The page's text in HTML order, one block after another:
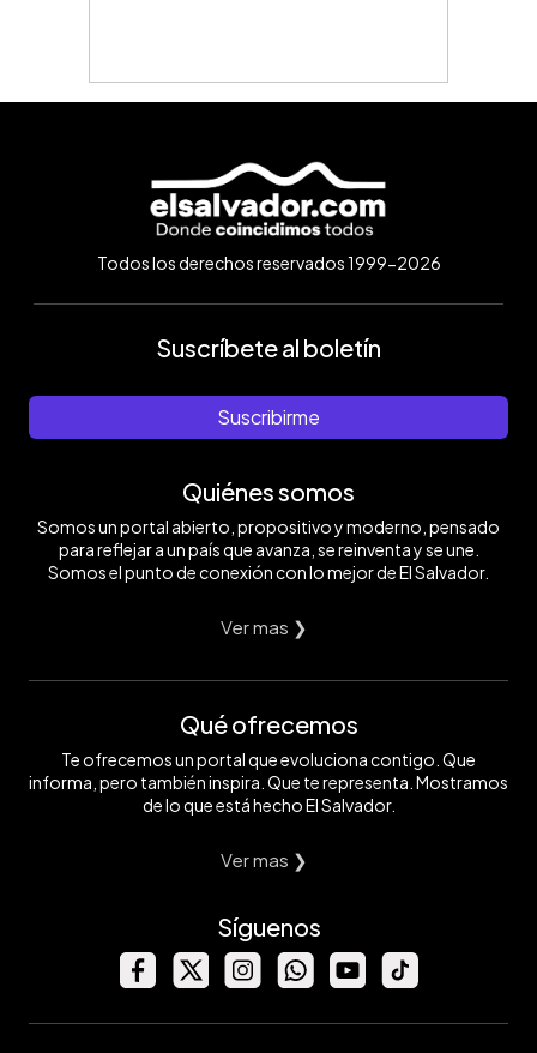
Todos los derechos reservados 1999-2026
Suscríbete al boletín
Suscribirme
Quiénes somos
Somos un portal abierto, propositivo y moderno, pensado
para reflejar a un país que avanza, se reinventa y se une.
Somos el punto de conexión con lo mejor de El Salvador.
Ver mas ❯
Qué ofrecemos
Te ofrecemos un portal que evoluciona contigo. Que
informa, pero también inspira. Que te representa. Mostramos
de lo que está hecho El Salvador.
Ver mas ❯
Síguenos